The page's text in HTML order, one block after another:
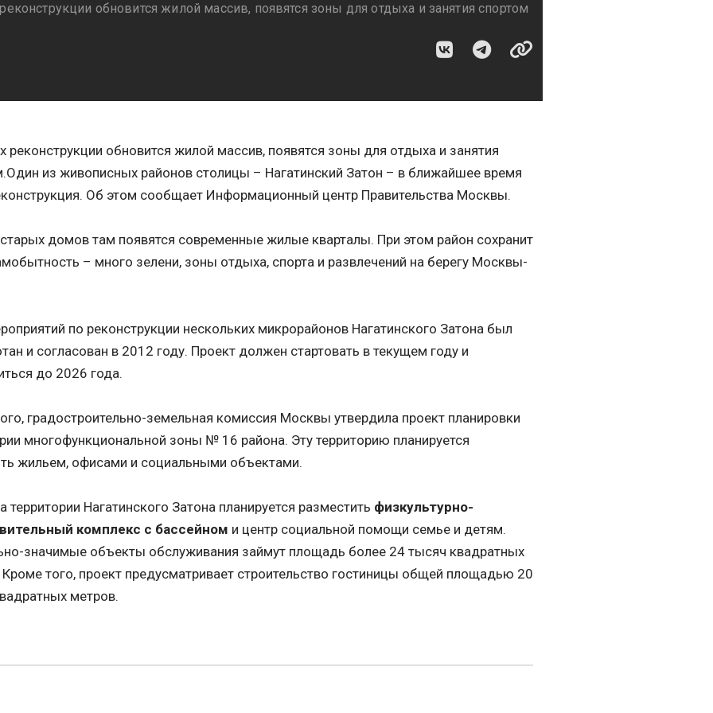
обновится жилой массив, появятся зоны для отдыха и занятия спортом
реконструкции обновится жилой массив, появятся зоны для отдыха и занятия
из живописных районов столицы – Нагатинский Затон – в ближайшее время
Об этом сообщает Информационный центр Правительства Москвы.
домов там появятся современные жилые кварталы. При этом район сохранит
– много зелени, зоны отдыха, спорта и развлечений на берегу Москвы-
по реконструкции нескольких микрорайонов Нагатинского Затона был
и согласован в 2012 году. Проект должен стартовать в текущем году и
до 2026 года.
градостроительно-земельная комиссия Москвы утвердила проект планировки
многофункциональной зоны № 16 района. Эту территорию планируется
жильем, офисами и социальными объектами.
территории Нагатинского Затона планируется разместить физкультурно-
комплекс с бассейном и центр социальной помощи семье и детям.
значимые объекты обслуживания займут площадь более 24 тысяч квадратных
того, проект предусматривает строительство гостиницы общей площадью 20
метров.